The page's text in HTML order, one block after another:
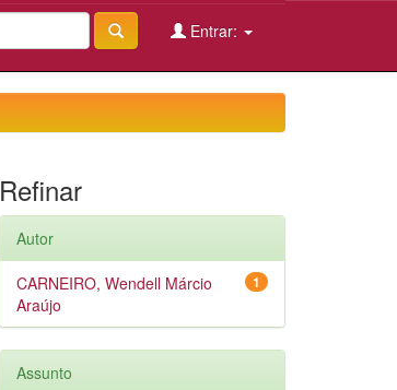
Entrar:
Refinar
Autor
1
CARNEIRO, Wendell Márcio
Araújo
Assunto